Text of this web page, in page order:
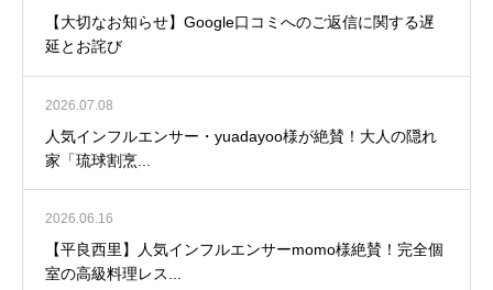
【大切なお知らせ】Google口コミへのご返信に関する遅
延とお詫び
2026.07.08
人気インフルエンサー・yuadayoo様が絶賛！大人の隠れ
家「琉球割烹...
2026.06.16
【平良西里】人気インフルエンサーmomo様絶賛！完全個
室の高級料理レス...